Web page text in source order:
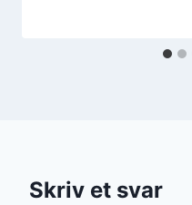
Skriv et svar